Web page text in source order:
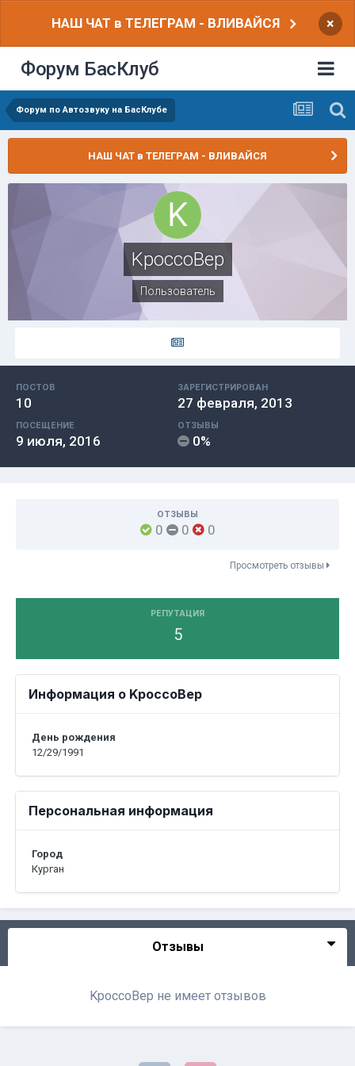
НАШ ЧАТ в ТЕЛЕГРАМ - ВЛИВАЙСЯ ×
Форум БасКлуб
Форум по Автозвуку на БасКлубе
НАШ ЧАТ в ТЕЛЕГРАМ - ВЛИВАЙСЯ
KpoccoBep
Пользователь
ПОСТОВ
10
ЗАРЕГИСТРИРОВАН
27 февраля, 2013
ПОСЕЩЕНИЕ
9 июля, 2016
ОТЗЫВЫ
0%
ОТЗЫВЫ
0 0 0
Просмотреть отзывы
РЕПУТАЦИЯ
5
Информация о KpoccoBep
День рождения
12/29/1991
Персональная информация
Город
Курган
Отзывы
KpoccoBep не имеет отзывов